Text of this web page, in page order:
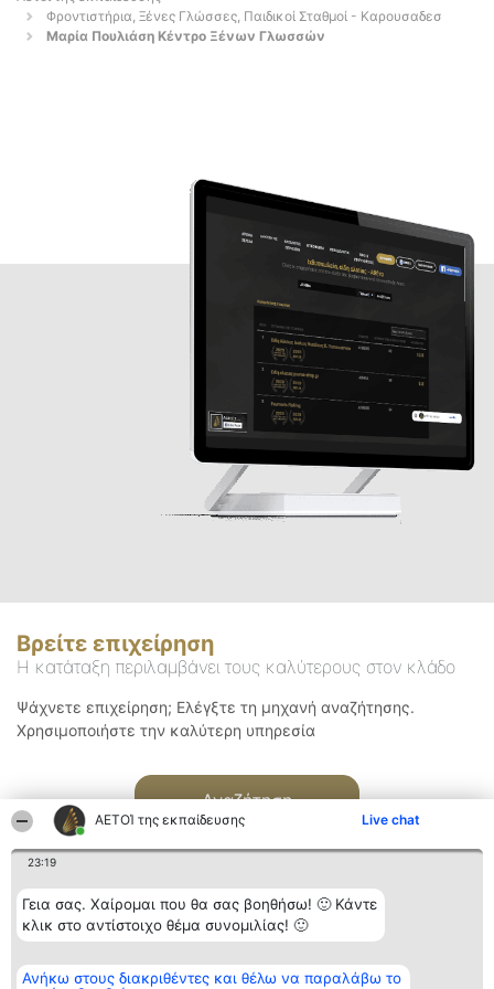
ΑΕΤΟΊ της εκπαίδευσης Live chat
23:19
Γεια σας. Χαίρομαι που θα σας βοηθήσω! 🙂 Κάντε
κλικ στο αντίστοιχο θέμα συνομιλίας! 🙂
Ανήκω στους διακριθέντες και θέλω να παραλάβω το
Φροντιστήρια, Ξένες Γλώσσες, Παιδικοί Σταθμοί - Καρουσαδεσ
Μαρία Πουλιάση Κέντρο Ξένων Γλωσσών
Βρείτε επιχείρηση
Η κατάταξη περιλαμβάνει τους καλύτερους στον κλάδο
Ψάχνετε επιχείρηση; Ελέγξτε τη μηχανή αναζήτησης.
Χρησιμοποιήστε την καλύτερη υπηρεσία
Αναζήτηση
Διοργανωτής της
κατάταξης
Κατάταξη
Διακριθέντες
Επικοινωνία
Επικοινωνία